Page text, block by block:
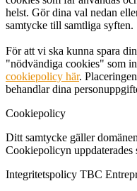
helst. Gör dina val nedan
samtycke till samtliga syften.
För att vi ska kunna spara
"nödvändiga cookies" som
cookiepolicy här.
behandlar dina
Cookiepolicy
Ditt samtycke gäller
Cookiepolicyn uppdaterades
Integritetspolicy TBC